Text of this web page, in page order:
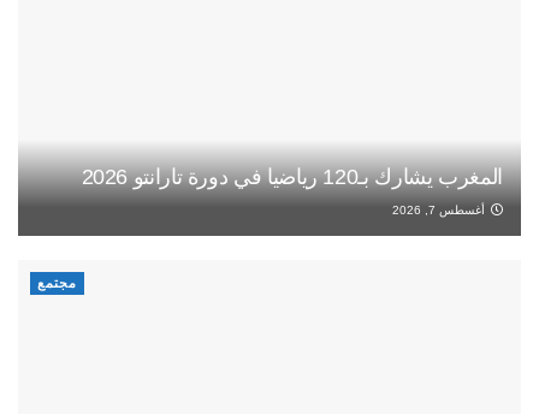
المغرب يشارك بـ120 رياضيا في دورة تارانتو 2026
أغسطس 7, 2026
مجتمع